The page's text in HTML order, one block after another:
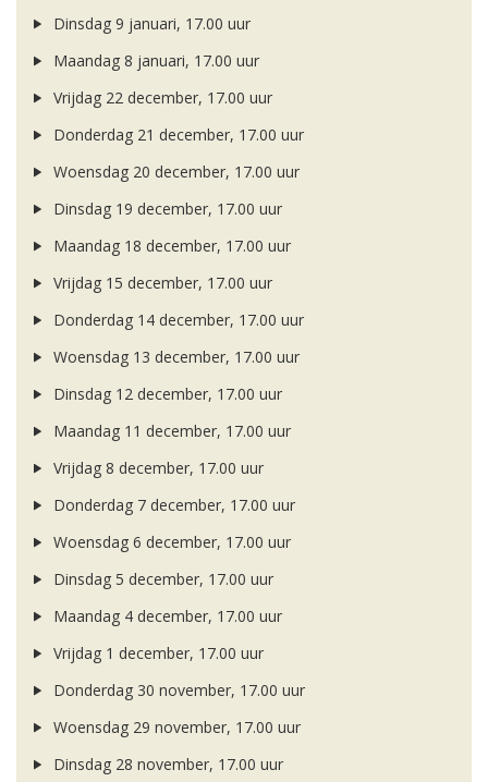
Dinsdag 9 januari, 17.00 uur
Maandag 8 januari, 17.00 uur
Vrijdag 22 december, 17.00 uur
Donderdag 21 december, 17.00 uur
Woensdag 20 december, 17.00 uur
Dinsdag 19 december, 17.00 uur
Maandag 18 december, 17.00 uur
Vrijdag 15 december, 17.00 uur
Donderdag 14 december, 17.00 uur
Woensdag 13 december, 17.00 uur
Dinsdag 12 december, 17.00 uur
Maandag 11 december, 17.00 uur
Vrijdag 8 december, 17.00 uur
Donderdag 7 december, 17.00 uur
Woensdag 6 december, 17.00 uur
Dinsdag 5 december, 17.00 uur
Maandag 4 december, 17.00 uur
Vrijdag 1 december, 17.00 uur
Donderdag 30 november, 17.00 uur
Woensdag 29 november, 17.00 uur
Dinsdag 28 november, 17.00 uur